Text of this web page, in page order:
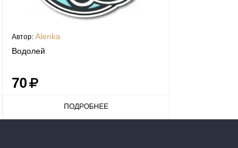
Автор: Alenka
Водолей
70
ПОДРОБНЕЕ